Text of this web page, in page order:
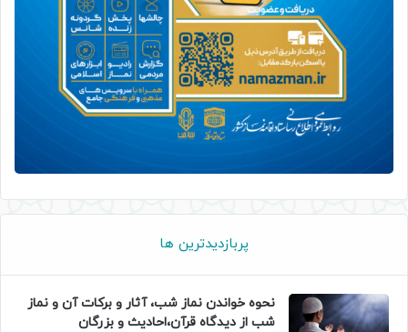
پربازدیدترین ها
نحوه خواندن نماز شب، آثار و برکات آن و نماز
شب از دیدگاه قرآن،احادیث و بزرگان